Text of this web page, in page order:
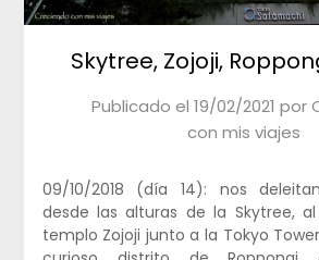
Skytree, Zojoji,
Publicado el 19/02/2021 por
con mis viajes
09/10/2018 (día 14): nos
desde las alturas de la Skytree,
templo Zojoji junto a la Tokyo